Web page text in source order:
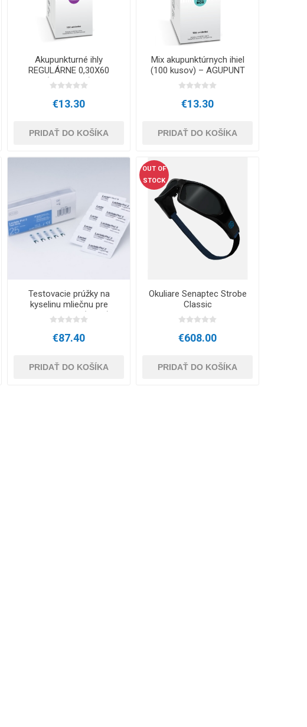
Príslušenstvo pre vonkajší tréning
INÉ ZARIADENIA
Akupunkturné ihly
REGULÁRNE 0,30X60
(100 kusov)
€13.30
PRIDAŤ DO KOŠÍKA
Mix akupunktúrnych ihiel
(100 kusov) – AGUPUNT
€13.30
PRIDAŤ DO KOŠÍKA
Testovacie prúžky na
kyselinu mliečnu pre
Lactate Pro 2 (25 ks)
€87.40
PRIDAŤ DO KOŠÍKA
OUT OF
STOCK
Okuliare Senaptec Strobe
Classic
€608.00
PRIDAŤ DO KOŠÍKA